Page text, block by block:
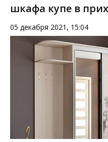
шкафа купе в
05 декабря 2021, 15:04